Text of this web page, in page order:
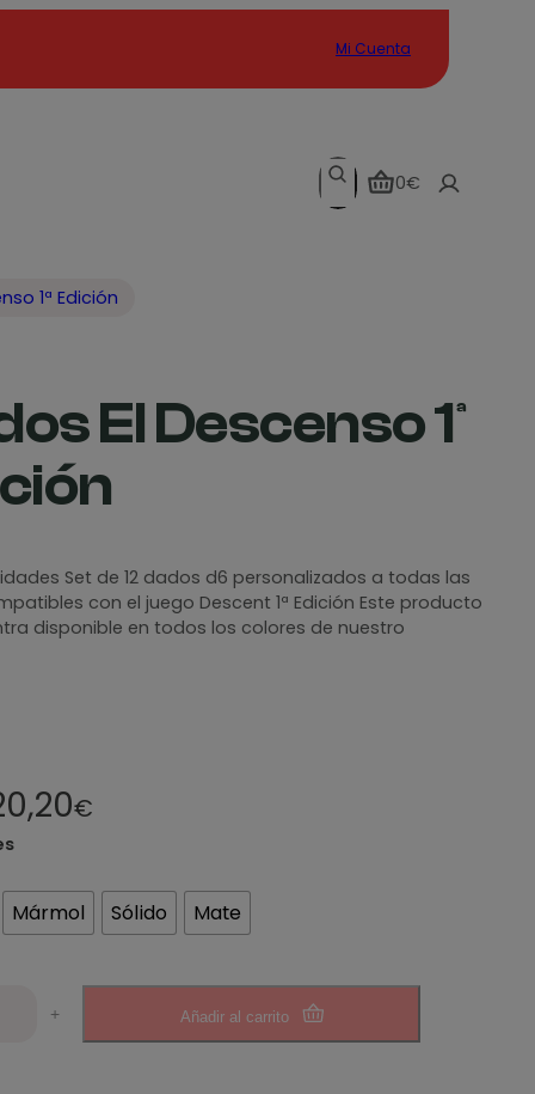
Mi Cuenta
Search
0€
1ª Edición
El Descenso 1ª
Set de 12 dados d6 personalizados a todas las
con el juego Descent 1ª Edición Este producto
disponible en todos los colores de nuestro
€
Mármol Sólido Mate
+ Añadir al carrito